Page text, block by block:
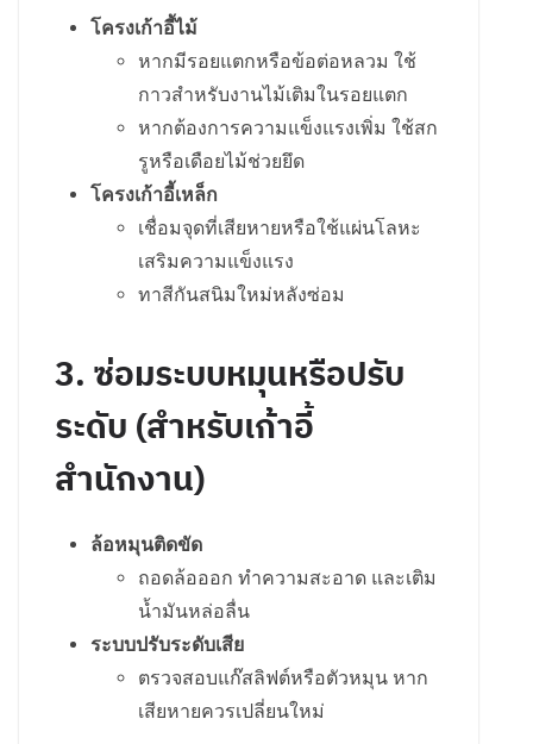
โครงเก้าอี้ไม้
หากมีรอยแตกหรือข้อต่อหลวม ใช้
กาวสำหรับงานไม้เติมในรอยแตก
หากต้องการความแข็งแรงเพิ่ม ใช้สก
รูหรือเดือยไม้ช่วยยึด
โครงเก้าอี้เหล็ก
เชื่อมจุดที่เสียหายหรือใช้แผ่นโลหะ
เสริมความแข็งแรง
ทาสีกันสนิมใหม่หลังซ่อม
3. ซ่อมระบบหมุนหรือปรับ
ระดับ (สำหรับเก้าอี้
สำนักงาน)
ล้อหมุนติดขัด
ถอดล้อออก ทำความสะอาด และเติม
น้ำมันหล่อลื่น
ระบบปรับระดับเสีย
ตรวจสอบแก๊สลิฟต์หรือตัวหมุน หาก
เสียหายควรเปลี่ยนใหม่